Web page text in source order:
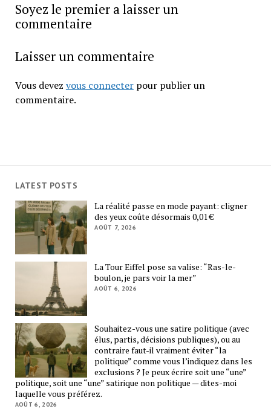
Soyez le premier a laisser un
commentaire
Laisser un commentaire
Vous devez vous connecterpour publier un
commentaire.
LATEST POSTS
La réalité passe en mode payant: cligner
des yeux coûte désormais 0,01 €
AOÛT 7, 2026
La Tour Eiffel pose sa valise: “Ras-le-
boulon, je pars voir la mer”
AOÛT 6, 2026
Souhaitez-vous une satire politique (avec
élus, partis, décisions publiques), ou au
contraire faut-il vraiment éviter “la
politique” comme vous l’indiquez dans les
exclusions ? Je peux écrire soit une “une”
politique, soit une “une” satirique non politique — dites-moi
laquelle vous préférez.
AOÛT 6, 2026